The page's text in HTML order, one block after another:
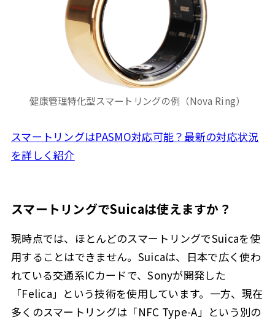
健康管理特化型スマートリングの例（Nova Ring）
スマートリングはPASMO対応可能？最新の対応状況
を詳しく紹介
スマートリングでSuicaは使えますか？
現時点では、ほとんどのスマートリングでSuicaを使
用することはできません。Suicaは、日本で広く使わ
れている交通系ICカードで、Sonyが開発した
「Felica」という技術を使用しています。一方、現在
多くのスマートリングは「NFC Type-A」という別の